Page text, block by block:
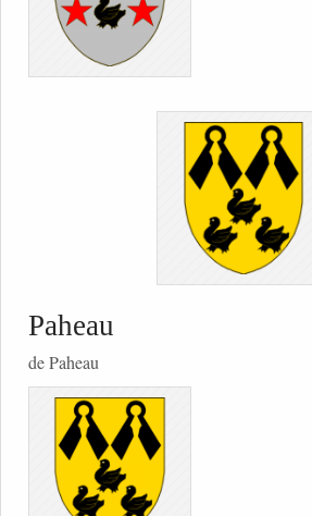
Paheau
de Paheau